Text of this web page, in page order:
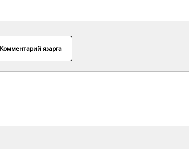
Комментарий язарга